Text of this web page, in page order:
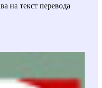
на текст перевода